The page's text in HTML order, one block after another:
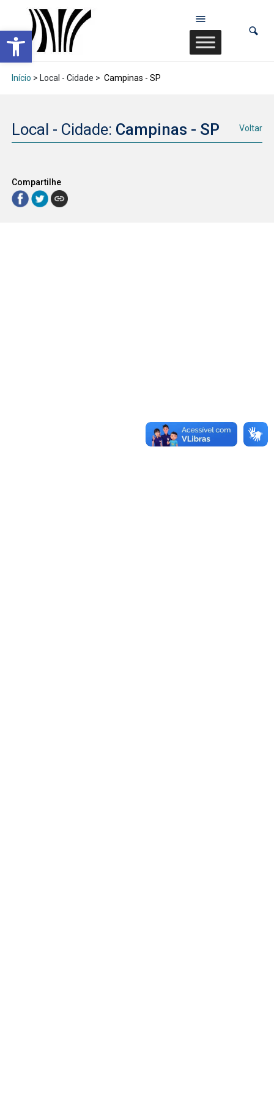
Abrir a barra de ferramentas
Início > Local - Cidade > Campinas - SP
Local - Cidade: Campinas - SP Voltar
Compartilhe